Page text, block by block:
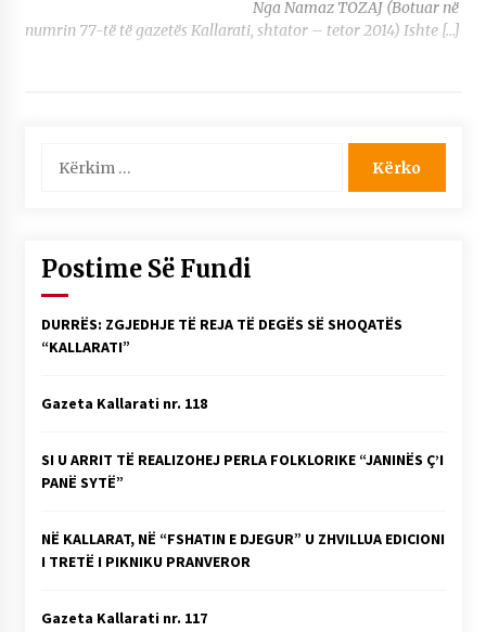
Nga Namaz TOZAJ (Botuar në
numrin 77-të të gazetës Kallarati, shtator – tetor 2014) Ishte […]
për:
Postime Së Fundi
DURRËS: ZGJEDHJE TË REJA TË DEGËS SË SHOQATËS
“KALLARATI”
Gazeta Kallarati nr. 118
SI U ARRIT TË REALIZOHEJ PERLA FOLKLORIKE “JANINËS Ç’I
PANË SYTË”
NË KALLARAT, NË “FSHATIN E DJEGUR” U ZHVILLUA EDICIONI
I TRETË I PIKNIKU PRANVEROR
Gazeta Kallarati nr. 117